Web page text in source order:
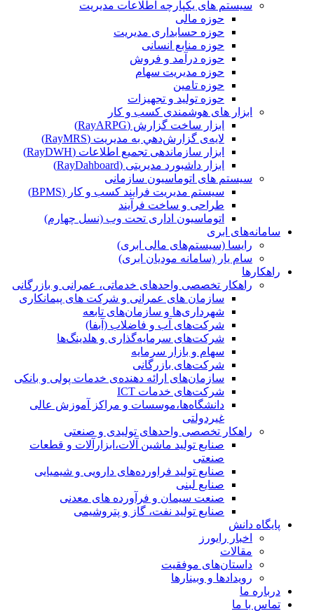
سیستم های یکپارچه اطلاعات مدیریت
حوزه مالی
حوزه حسابداری مدیریت
حوزه منابع انسانی
حوزه درآمد و فروش
حوزه مدیریت سهام
حوزه تامین
حوزه تولید و تجهیزات
ابزار های هوشمندی کسب و کار
ابزار ساخت گزارش (RayARPG)
لایه‌ی گزارش‌دهي به مديريت (RayMRS)
ابزار سازماندهی تجمیع اطلاعات (RayDWH)
ابزار داشبورد مدیریتی (RayDahboard)
سیستم های اتوماسیون سازمانی
سیستم مدیریت فرایند کسب و کار (BPMS)
طراحی و ساخت فرآیند
اتوماسیون اداری تحت وب (نسل چهارم)
سامانه‌های ابری
رایسا (سیستم‌های مالی ابری)
سام یار (سامانه مودیان ابری)
راهکارها
راهکار تخصصی واحدهای خدماتی، عمرانی و بازرگانی
سازمان های عمرانی و شرکت های پیمانکاری
شهرداری‌ها و سازمان‌های تابعه
شرکت‌های آب و فاضلاب (آبفا)
شرکت‌های سرمایه‌گذاری و هلدینگ‌ها
سهام و بازار سرمایه
شرکت‌های بازرگانی
سازمان‌های ارائه دهنده‌ی خدمات پولی و بانکی
شرکت‌های خدمات ICT
دانشگاه‌ها،موسسات و مراکز آموزش عالی
غیردولتی
راهکار تخصصی واحدهای تولیدی و صنعتی
صنایع توليد ماشين آلات،ابزارآلات و قطعات
صنعتی
صنایع تولید فراورده‌های دارویی و شیمیایی
صنایع لبنی
صنعت سیمان و فرآورده های معدنی
صنایع تولید نفت، گاز و پتروشيمی
پایگاه دانش
اخبار رایورز
مقالات
داستان‌های موفقیت
رویدادها و وبینارها
درباره ما
تماس با ما